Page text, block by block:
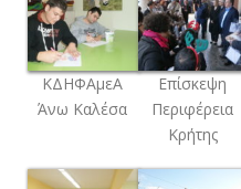
ΚΔΗΦΑμεΑ
Άνω Καλέσα
Επίσκεψη
Περιφέρεια
Κρήτης